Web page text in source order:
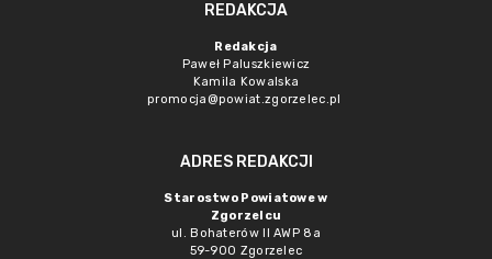
REDAKCJA
Redakcja
Paweł Paluszkiewicz
Kamila Kowalska
promocja@powiat.zgorzelec.pl
ADRES REDAKCJI
Starostwo Powiatowe w
Zgorzelcu
ul. Bohaterów II AWP 8a
59-900 Zgorzelec